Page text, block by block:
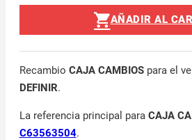
AÑADIR AL
Recambio CAJA CAMBIOSpara el
DEFINIR.
La referencia principal para CAJA
C63563504.